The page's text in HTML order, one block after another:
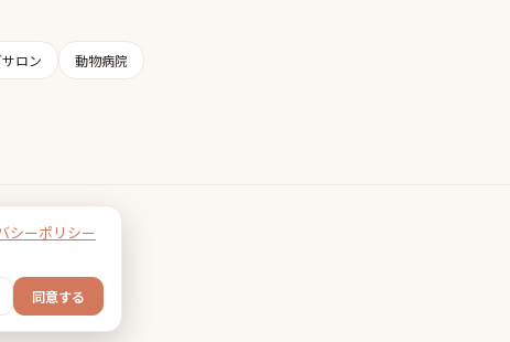
ロン 動物病院
シーポリシー
同意する